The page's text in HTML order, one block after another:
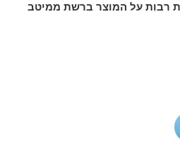
רבות על המוצר ברשת ממיטב